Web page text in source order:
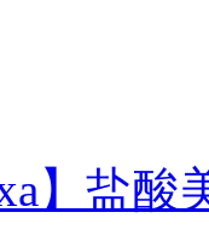
】盐酸